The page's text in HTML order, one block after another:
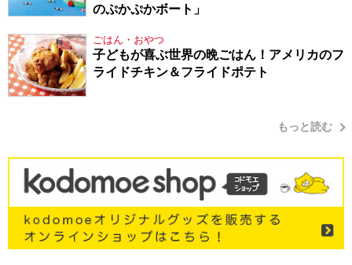
のぷかぷかボート」
ごはん・おやつ
子どもが喜ぶ世界の晩ごはん！アメリカのフ
ライドチキン＆フライドポテト
もっと読む